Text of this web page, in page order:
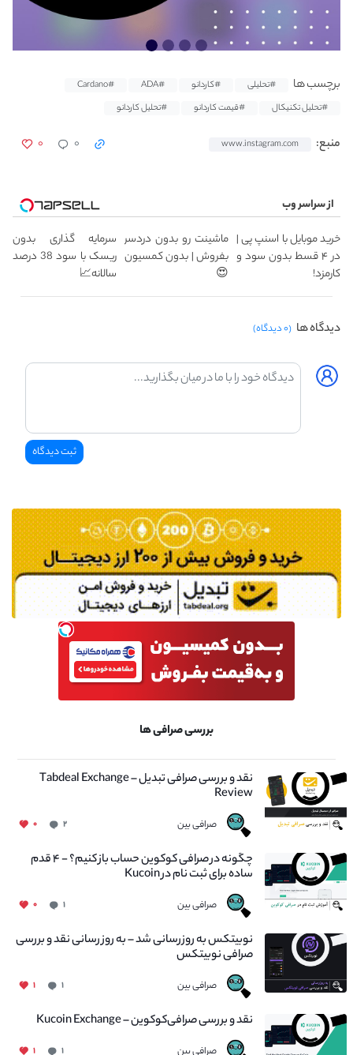
برچسب ها #تحلیلی #کاردانو #ADA
#Cardano
#تحلیل تکنیکال
#قیمت کاردانو #تحلیل کاردانو
منبع: www.instagram.com ۰ ۰
از سراسر وب
خرید موبایل با اسنپ پی |
در ۴ قسط بدون سود و
کارمزد!
ماشینت رو بدون دردسر
بفروش | بدون کمسیون
😍
سرمایه گذاری بدون
ریسک با سود 38 درصد
سالانه📈
دیدگاه ها (۰ دیدگاه)
بررسی صرافی ها
نقد و بررسی صرافی تبدیل – Tabdeal Exchange
Review
صرافی بین ۲ ۰
چگونه در صرافی کوکوین حساب باز کنیم؟ - ۴ قدم
ساده برای ثبت نام در Kucoin
صرافی بین ۱ ۰
نوبیتکس به روزرسانی شد – به روز رسانی نقد و بررسی
صرافی نوبیتکس
صرافی بین ۱ ۱
نقد و بررسی صرافی‌کوکوین – Kucoin Exchange
صرافی بین ۱ ۱